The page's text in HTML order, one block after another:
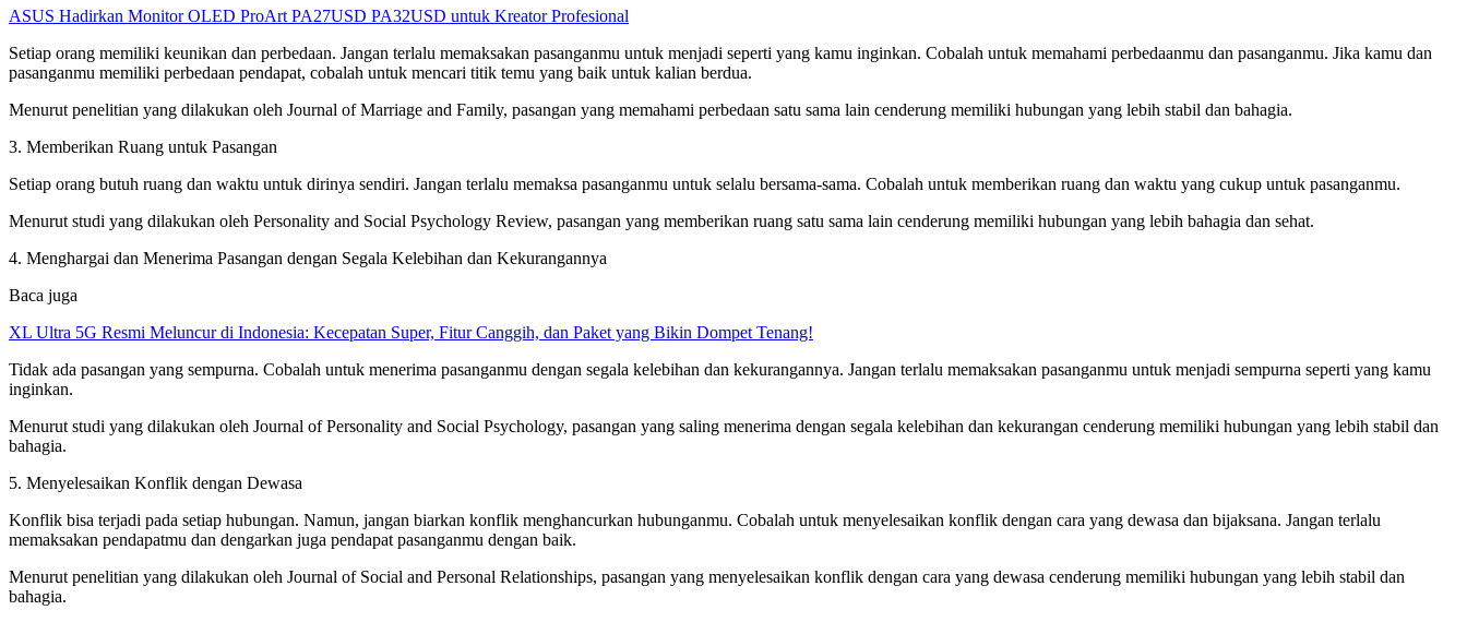
ASUS Hadirkan Monitor OLED ProArt PA27USD PA32USD untuk Kreator Profesional
Setiap orang memiliki keunikan dan perbedaan. Jangan terlalu memaksakan pasanganmu untuk menjadi seperti yang kamu inginkan. Cobalah untuk memahami perbedaanmu dan pasanganmu. Jika kamu dan
pasanganmu memiliki perbedaan pendapat, cobalah untuk mencari titik temu yang baik untuk kalian berdua.
Menurut penelitian yang dilakukan oleh Journal of Marriage and Family, pasangan yang memahami perbedaan satu sama lain cenderung memiliki hubungan yang lebih stabil dan bahagia.
3. Memberikan Ruang untuk Pasangan
Setiap orang butuh ruang dan waktu untuk dirinya sendiri. Jangan terlalu memaksa pasanganmu untuk selalu bersama-sama. Cobalah untuk memberikan ruang dan waktu yang cukup untuk pasanganmu.
Menurut studi yang dilakukan oleh Personality and Social Psychology Review, pasangan yang memberikan ruang satu sama lain cenderung memiliki hubungan yang lebih bahagia dan sehat.
4. Menghargai dan Menerima Pasangan dengan Segala Kelebihan dan Kekurangannya
Baca juga
XL Ultra 5G Resmi Meluncur di Indonesia: Kecepatan Super, Fitur Canggih, dan Paket yang Bikin Dompet Tenang!
Tidak ada pasangan yang sempurna. Cobalah untuk menerima pasanganmu dengan segala kelebihan dan kekurangannya. Jangan terlalu memaksakan pasanganmu untuk menjadi sempurna seperti yang kamu
inginkan.
Menurut studi yang dilakukan oleh Journal of Personality and Social Psychology, pasangan yang saling menerima dengan segala kelebihan dan kekurangan cenderung memiliki hubungan yang lebih stabil dan
bahagia.
5. Menyelesaikan Konflik dengan Dewasa
Konflik bisa terjadi pada setiap hubungan. Namun, jangan biarkan konflik menghancurkan hubunganmu. Cobalah untuk menyelesaikan konflik dengan cara yang dewasa dan bijaksana. Jangan terlalu
memaksakan pendapatmu dan dengarkan juga pendapat pasanganmu dengan baik.
Menurut penelitian yang dilakukan oleh Journal of Social and Personal Relationships, pasangan yang menyelesaikan konflik dengan cara yang dewasa cenderung memiliki hubungan yang lebih stabil dan
bahagia.